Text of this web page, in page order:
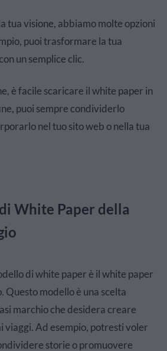
tua visione, abbiamo molte opzioni
puoi trasformare la tua
un semplice clic.
è facile scaricare il white paper in
puoi sempre condividerlo
nel tuo sito web o nella tua
White Paper della
di white paper è il white paper
Questo modello è una scelta
marchio che desidera creare
viaggi. Ad esempio, potresti voler
storie o promuovere